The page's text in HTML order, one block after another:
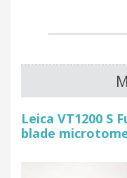
Leica VT1200 S
blade